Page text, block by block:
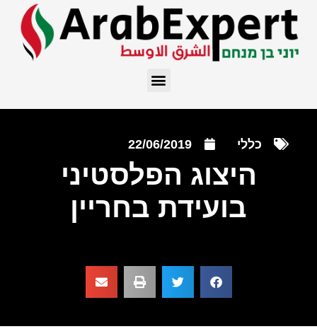
כללי 22/06/2019
היצוג הפלסטיני
בועידת בחריין